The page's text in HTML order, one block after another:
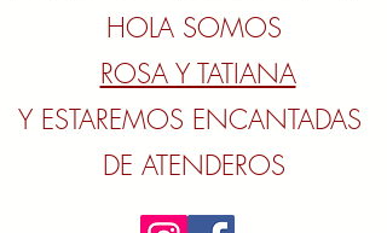
HOLA SOMOS
ROSA Y TATIANA
Y ESTAREMOS ENCANTADAS
DE ATENDEROS